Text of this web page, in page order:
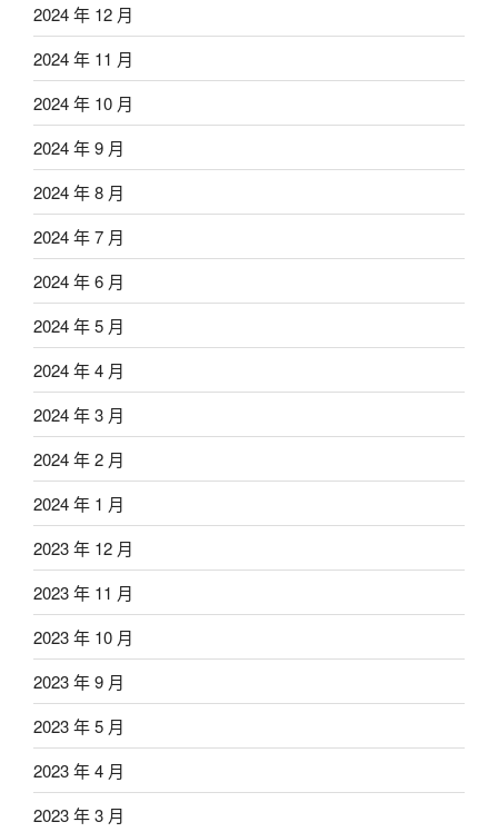
2024 年 12 月
2024 年 11 月
2024 年 10 月
2024 年 9 月
2024 年 8 月
2024 年 7 月
2024 年 6 月
2024 年 5 月
2024 年 4 月
2024 年 3 月
2024 年 2 月
2024 年 1 月
2023 年 12 月
2023 年 11 月
2023 年 10 月
2023 年 9 月
2023 年 5 月
2023 年 4 月
2023 年 3 月